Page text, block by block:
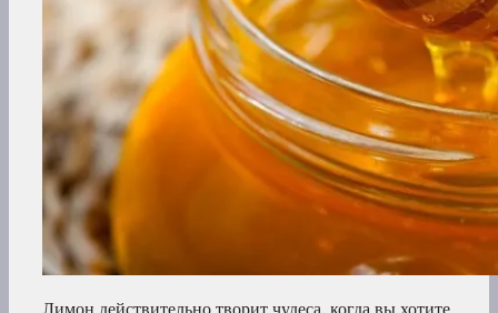
Лимон действительно творит чудеса, когда вы хотите